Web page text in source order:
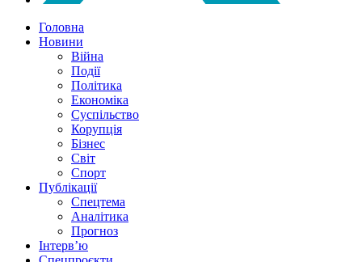
Головна
Новини
Війна
Події
Політика
Економіка
Суспільство
Корупція
Бізнес
Світ
Спорт
Публікації
Спецтема
Аналітика
Прогноз
Інтерв’ю